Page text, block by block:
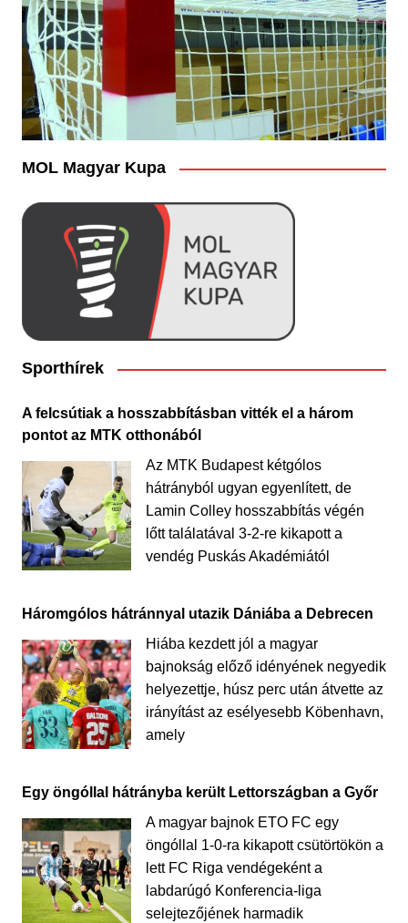
MOL Magyar Kupa
Sporthírek
A felcsútiak a hosszabbításban vitték el a három
pontot az MTK otthonából
Az MTK Budapest kétgólos
hátrányból ugyan egyenlített, de
Lamin Colley hosszabbítás végén
lőtt találatával 3-2-re kikapott a
vendég Puskás Akadémiától
Háromgólos hátránnyal utazik Dániába a Debrecen
Hiába kezdett jól a magyar
bajnokság előző idényének negyedik
helyezettje, húsz perc után átvette az
irányítást az esélyesebb Köbenhavn,
amely
Egy öngóllal hátrányba került Lettországban a Győr
A magyar bajnok ETO FC egy
öngóllal 1-0-ra kikapott csütörtökön a
lett FC Riga vendégeként a
labdarúgó Konferencia-liga
selejtezőjének harmadik